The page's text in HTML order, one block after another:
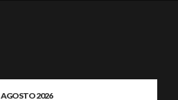
AGOSTO 2026